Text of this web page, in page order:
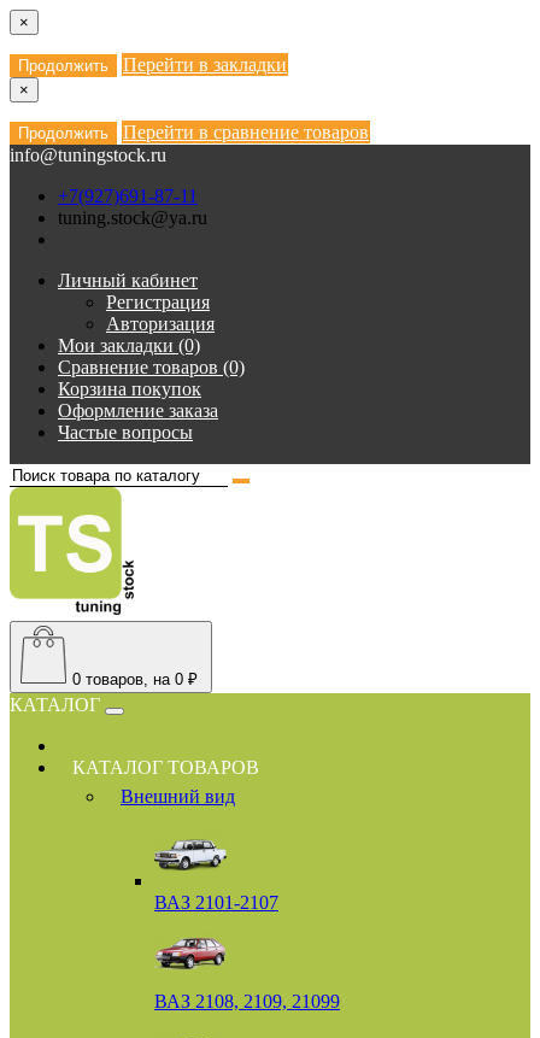
×
Продолжить Перейти в закладки
×
Продолжить
Перейти в сравнение товаров
info@tuningstock.ru
+7(927)691-87-11
tuning.stock@ya.ru
Личный кабинет
Регистрация
Авторизация
Мои закладки (0)
Сравнение товаров (0)
Корзина покупок
Оформление заказа
Частые вопросы
0 товаров, на 0 ₽
КАТАЛОГ
КАТАЛОГ ТОВАРОВ
Внешний вид
ВАЗ 2101-2107
ВАЗ 2108, 2109, 21099